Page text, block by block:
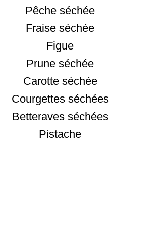
Pêche séchée
Fraise séchée
Figue
Prune séchée
Carotte séchée
Courgettes séchées
Betteraves séchées
Pistache